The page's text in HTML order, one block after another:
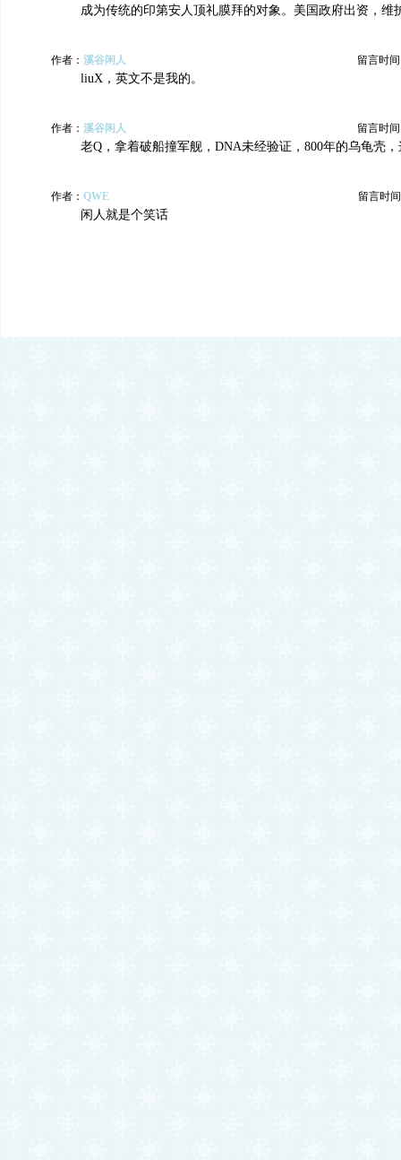
成为传统的印第安人顶礼膜拜的对象。美国政府出资，维
作者： 溪谷闲人 留言时间
liuX，英文不是我的。
作者： 溪谷闲人 留言时间
老Q，拿着破船撞军舰，DNA未经验证，800年的乌龟壳
作者： QWE 留言时
闲人就是个笑话